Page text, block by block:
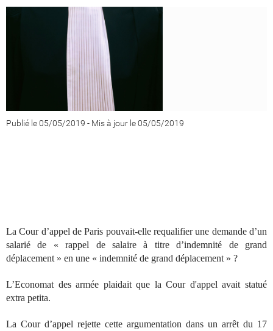
Publié le 05/05/2019 - Mis à jour le 05/05/2019
La Cour d’appel de Paris pouvait-elle requalifier une demande d’un
salarié de « rappel de salaire à titre d’indemnité de grand
déplacement » en une « indemnité de grand déplacement » ?
L’Economat des armée plaidait que la Cour d'appel avait statué
extra petita.
La Cour d’appel rejette cette argumentation dans un arrêt du 17